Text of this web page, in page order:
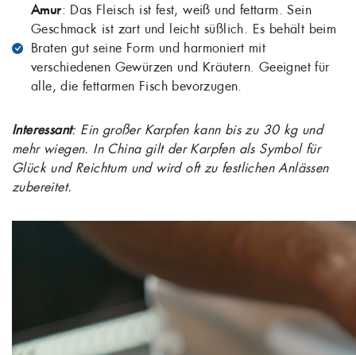
Amur: Das Fleisch ist fest, weiß und fettarm. Sein
Geschmack ist zart und leicht süßlich. Es behält beim
Braten gut seine Form und harmoniert mit
verschiedenen Gewürzen und Kräutern. Geeignet für
alle, die fettarmen Fisch bevorzugen.
Interessant: Ein großer Karpfen kann bis zu 30 kg und
mehr wiegen. In China gilt der Karpfen als Symbol für
Glück und Reichtum und wird oft zu festlichen Anlässen
zubereitet.